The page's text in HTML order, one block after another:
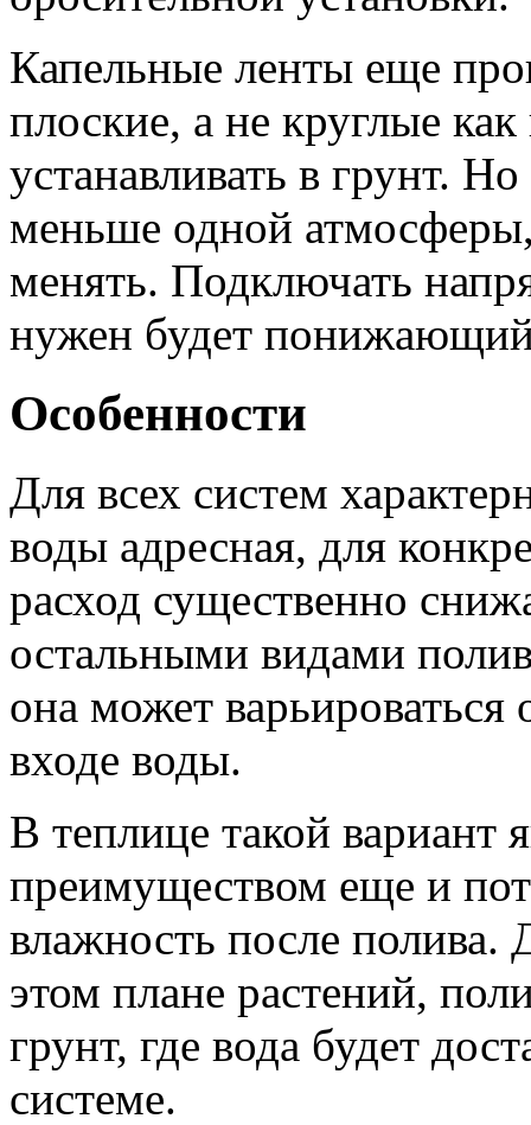
Капельные ленты еще
плоские, а не круглые
устанавливать в грунт.
меньше одной
менять. Подключать
нужен будет
Особенности
Для всех систем
воды адресная, для
расход существенно
остальными видами
она может
входе воды.
В теплице такой вариант
преимуществом еще и
влажность после полива.
этом плане растений,
грунт, где вода будет
системе.